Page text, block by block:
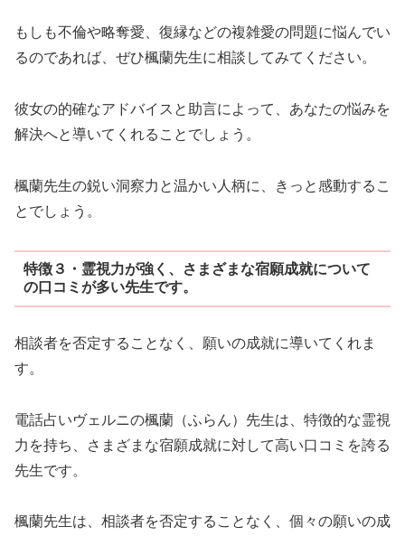
もしも不倫や略奪愛、復縁などの複雑愛の問題に悩んでい
るのであれば、ぜひ楓蘭先生に相談してみてください。
彼女の的確なアドバイスと助言によって、あなたの悩みを
解決へと導いてくれることでしょう。
楓蘭先生の鋭い洞察力と温かい人柄に、きっと感動するこ
とでしょう。
特徴３・霊視力が強く、さまざまな宿願成就について
の口コミが多い先生です。
相談者を否定することなく、願いの成就に導いてくれま
す。
電話占いヴェルニの楓蘭（ふらん）先生は、特徴的な霊視
力を持ち、さまざまな宿願成就に対して高い口コミを誇る
先生です。
楓蘭先生は、相談者を否定することなく、個々の願いの成